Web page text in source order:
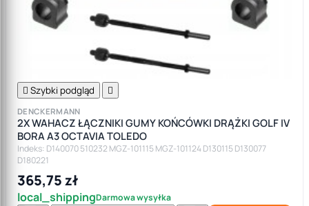
 Szybki podgląd 
DENCKERMANN
2X WAHACZ ŁĄCZNIKI GUMY KOŃCÓWKI DRĄŻKI GOLF IV
BORA A3 OCTAVIA TOLEDO
Indeks: D140070 510232 MGZ-101115 MGZ-101124 D130115 D130077
D180221
365,75 zł
local_shippingDarmowa wysyłka